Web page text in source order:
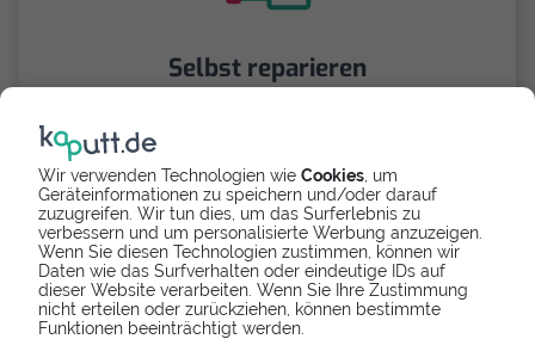
Wir verwenden Technologien wie Cookies , um
Geräteinformationen zu speichern und/oder darauf
zuzugreifen. Wir tun dies, um das Surferlebnis zu
verbessern und um personalisierte Werbung anzuzeigen.
Wenn Sie diesen Technologien zustimmen, können wir
Daten wie das Surfverhalten oder eindeutige IDs auf
dieser Website verarbeiten. Wenn Sie Ihre Zustimmung
nicht erteilen oder zurückziehen, können bestimmte
Funktionen beeinträchtigt werden.
Selbst reparieren
Videoanleitung selbst. Ersatzteile ab